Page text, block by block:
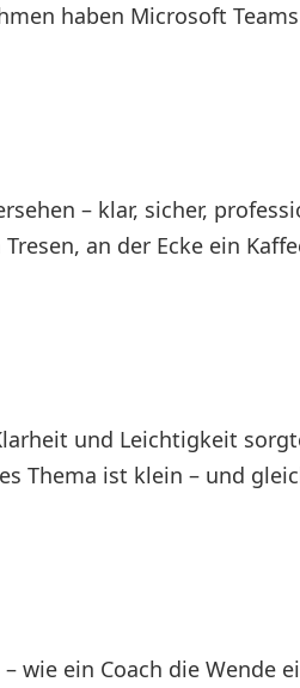
haben Microsoft
– klar, sicher,
an der Ecke ein
und Leichtigkeit
Thema ist klein – und
wie ein Coach die Wende